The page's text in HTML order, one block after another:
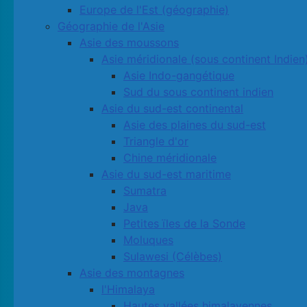
Europe de l'Est (géographie)
Géographie de l'Asie
Asie des moussons
Asie méridionale (sous continent
Asie Indo-gangétique
Sud du sous continent indien
Asie du sud-est continental
Asie des plaines du sud-est
Triangle d'or
Chine méridionale
Asie du sud-est maritime
Sumatra
Java
Petites ïles de la Sonde
Moluques
Sulawesi (Célèbes)
Asie des montagnes
l'Himalaya